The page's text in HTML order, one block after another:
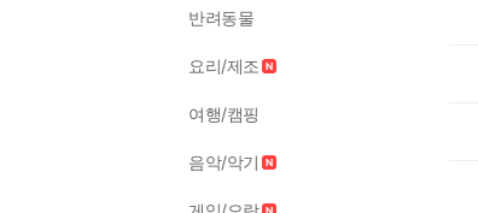
반려동물
요리/제조
여행/캠핑
음악/악기